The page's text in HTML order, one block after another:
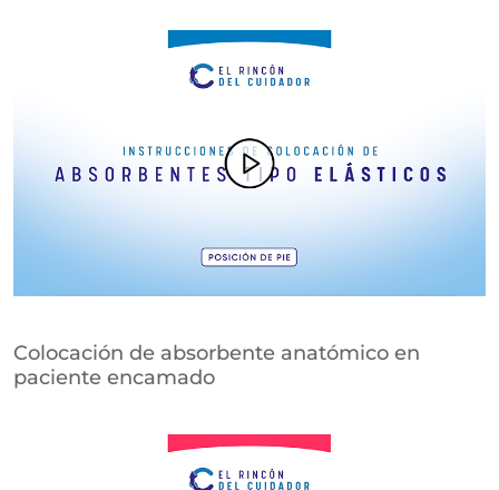
Colocación de absorbente anatómico en
paciente encamado